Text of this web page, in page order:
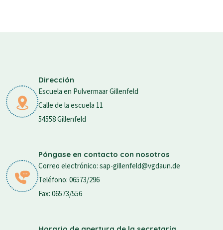
Dirección
Escuela en Pulvermaar Gillenfeld
Calle de la escuela 11
54558 Gillenfeld
Póngase en contacto con nosotros
Correo electrónico: sap-gillenfeld@vgdaun.de
Teléfono: 06573/296
Fax: 06573/556